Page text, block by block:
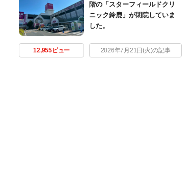
階の「スターフィールドクリ
ニック鈴鹿」が閉院していま
した。
12,955ビュー 2026年7月21日(火)の記事